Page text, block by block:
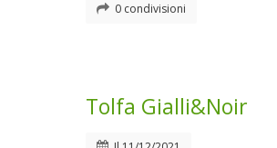
0 condivisioni
Tolfa Gialli&Noir